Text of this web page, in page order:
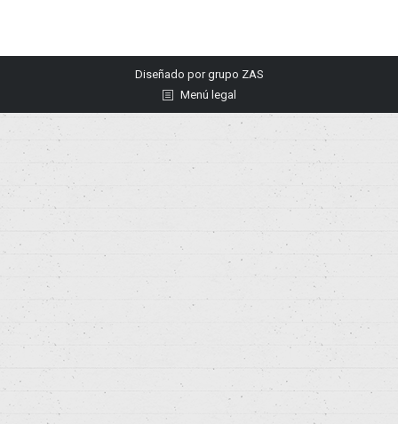
Diseñado porgrupo ZAS
Menú legal